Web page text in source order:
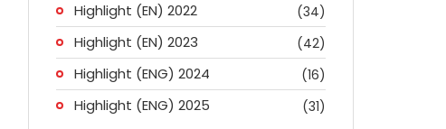
Highlight (EN) 2022 (34)
Highlight (EN) 2023 (42)
Highlight (ENG) 2024 (16)
Highlight (ENG) 2025 (31)